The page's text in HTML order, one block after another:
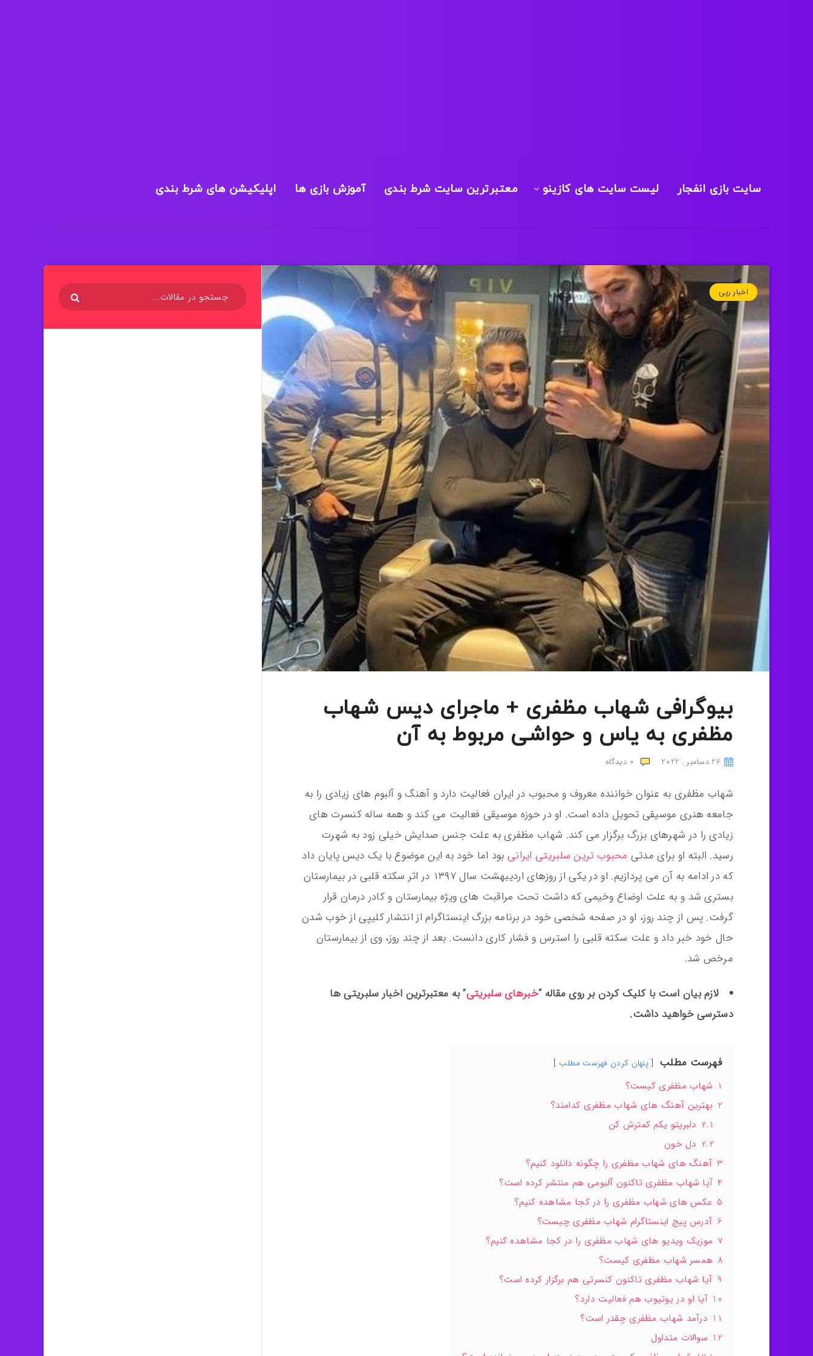
سایت بازی انفجار لیست سایت های کازینو معتبرترین سایت شرط بندی آموزش بازی ها اپلیکیشن های شرط بندی
اخبار رپی
بیوگرافی شهاب مظفری + ماجرای دیس شهاب
مظفری به یاس و حواشی مربوط به آن
26 دسامبر , 2022 0 دیدگاه
شهاب مظفری به عنوان خواننده معروف و محبوب در ایران فعالیت دارد و آهنگ و آلبوم های زیادی را به
جامعه هنری موسیقی تحویل داده است. او در حوزه موسیقی فعالیت می کند و همه ساله کنسرت های
زیادی را در شهرهای بزرگ برگزار می کند. شهاب مظفری به علت جنس صدایش خیلی زود به شهرت
رسید. البته او برای مدتی محبوب ترین سلبریتی ایرانی بود اما خود به این موضوع با یک دیس پایان داد
که در ادامه به آن می پردازیم. او در یکی از روزهای اردیبهشت سال ۱۳۹۷ در اثر سکته قلبی در بیمارستان‌
بستری شد و به علت اوضاع وخیمی که داشت تحت مراقبت‌ های ویژه بیمارستان و کادر درمان قرار
گرفت. پس از چند روز، او در صفحه شخصی خود در برنامه بزرگ اینستاگرام از انتشار کلیپی از خوب شدن
حال خود خبر داد و علت سکته قلبی را استرس و فشار کاری دانست. بعد از چند روز، وی از بیمارستان
مرخص شد.
لازم بیان است با کلیک کردن بر روی مقاله “خبرهای سلبریتی” به معتبرترین اخبار سلبریتی ها
دسترسی خواهید داشت.
فهرست مطلب پنهان کردن فهرست مطلب
1 شهاب مظفری کیست؟
2 بهترین آهنگ های شهاب مظفری کدامند؟
2.1 دلبریتو یکم کمترش کن
2.2 دل خون
3 آهنگ های شهاب مظفری را چگونه دانلود کنیم؟
4 آیا شهاب مظفری تاکنون آلبومی هم منتشر کرده است؟
5 عکس های شهاب مظفری را در کجا مشاهده کنیم؟
6 آدرس پیج اینستاگرام شهاب مظفری چیست؟
7 موزیک ویدیو های شهاب مظفری را در کجا مشاهده کنیم؟
8 همسر شهاب مظفری کیست؟
9 آیا شهاب مظفری تاکنون کنسرتی هم برگزار کرده است؟
10 آیا او در یوتیوب هم فعالیت دارد؟
11 درآمد شهاب مظفری چقدر است؟
12 سوالات متداول